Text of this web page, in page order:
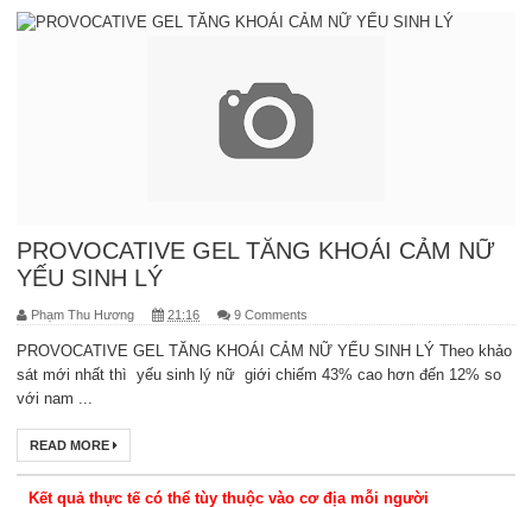
PROVOCATIVE GEL TĂNG KHOÁI CẢM NỮ
YẾU SINH LÝ
Phạm Thu Hương 21:16 9 Comments
PROVOCATIVE GEL TĂNG KHOÁI CẢM NỮ YẾU SINH LÝ Theo khảo
sát mới nhất thì yếu sinh lý nữ giới chiếm 43% cao hơn đến 12% so
với nam ...
READ MORE
Kết quả thực tế có thể tùy thuộc vào cơ địa mỗi người